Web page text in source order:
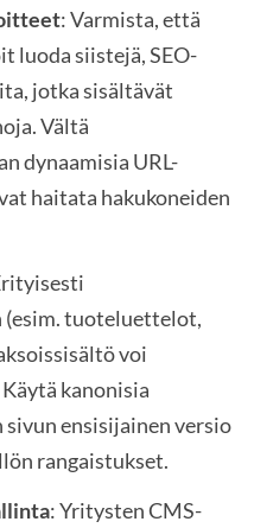
: Varmista, että
luoda siistejä, SEO-
jotka sisältävät
Vältä
dynaamisia URL-
haitata hakukoneiden
(esim. tuoteluettelot,
voi
kanonisia
ensisijainen versio
rangaistukset.
: Yritysten CMS-